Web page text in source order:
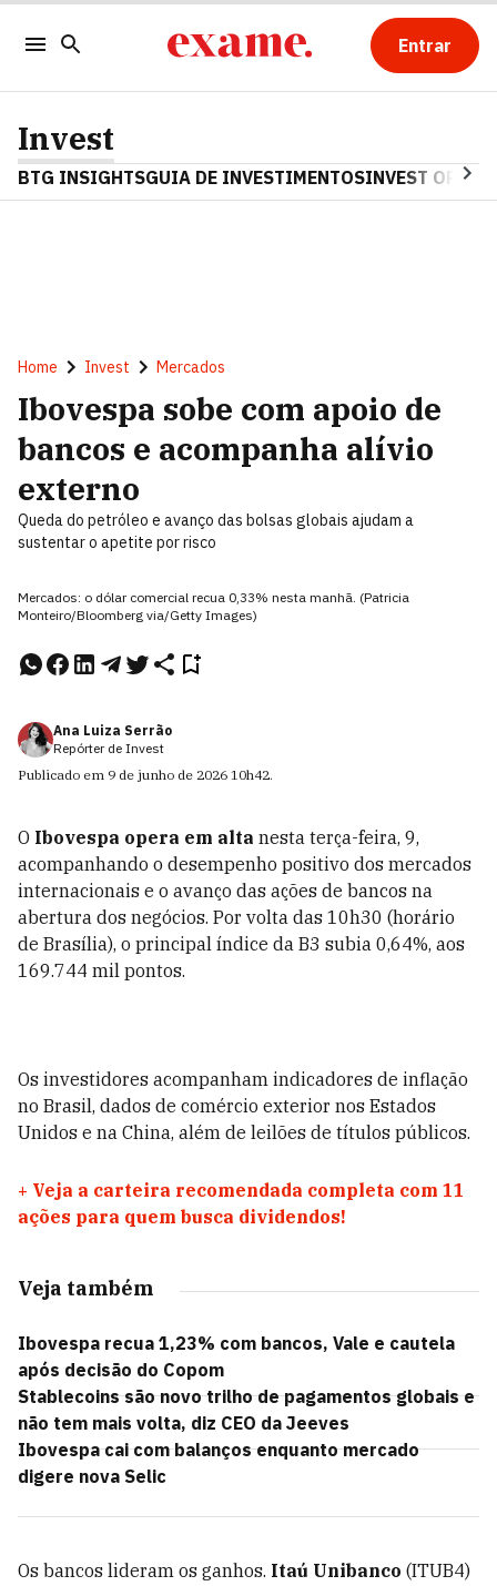
Entrar
Invest
BTG INSIGHTSGUIA DE INVESTIMENTOSINVEST OPINA
Home Invest Mercados
Ibovespa sobe com apoio de
bancos e acompanha alívio
externo
Queda do petróleo e avanço das bolsas globais ajudam a
sustentar o apetite por risco
Mercados: o dólar comercial recua 0,33% nesta manhã. (Patricia
Monteiro/Bloomberg via/Getty Images)
Ana Luiza Serrão
Repórter de Invest
Publicado em 9 de junho de 2026 10h42.
O Ibovespa opera em alta nesta terça-feira, 9,
acompanhando o desempenho positivo dos mercados
internacionais e o avanço das ações de bancos na
abertura dos negócios. Por volta das 10h30 (horário
de Brasília), o principal índice da B3 subia 0,64%, aos
169.744 mil pontos.
Os investidores acompanham indicadores de inflação
no Brasil, dados de comércio exterior nos Estados
Unidos e na China, além de leilões de títulos públicos.
+ Veja a carteira recomendada completa com 11
ações para quem busca dividendos!
Veja também
Ibovespa recua 1,23% com bancos, Vale e cautela
após decisão do Copom
Stablecoins são novo trilho de pagamentos globais e
não tem mais volta, diz CEO da Jeeves
Ibovespa cai com balanços enquanto mercado
digere nova Selic
Os bancos lideram os ganhos. Itaú Unibanco (ITUB4)